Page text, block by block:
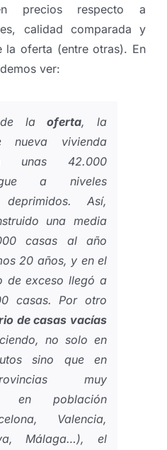
precios respecto a
calidad comparada y
la oferta (entre otras). En
ver:
de laoferta, la
nueva vivienda
unas 42.000
a niveles
deprimidos. Así,
una media
casas al año
20 años, y en el
de exceso llegó a
casas. Por otro
de casas vacías
no solo en
sino que en
muy
en población
Valencia,
Málaga…), el